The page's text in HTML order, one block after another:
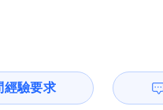
經驗要求